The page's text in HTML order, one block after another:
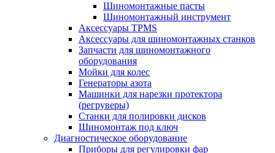
Шиномонтажные пасты
Шиномонтажный инструмент
Аксессуары TPMS
Аксессуары для шиномонтажных станков
Запчасти для шиномонтажного
оборудования
Мойки для колес
Генераторы азота
Машинки для нарезки протектора
(регруверы)
Станки для полировки дисков
Шиномонтаж под ключ
Диагностическое оборудование
Приборы для регулировки фар